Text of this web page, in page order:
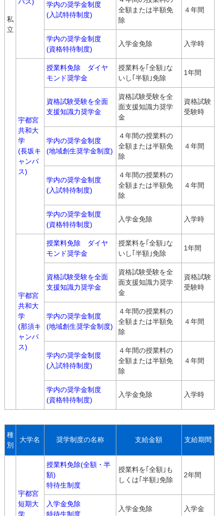
私
立
学内の奨学金制度
(入試特待制度)
全額または半額免
除
４年間
学内の奨学金制度
(資格特待制度)
入学金免除 入学時
宇都宮
共和大
学
(長坂キ
ャンパ
ス)
授業料免除 ダイヤ
モンド奨学金
授業料を｢全額｣な
いし｢半額｣免除
1年間
資格試験受験を全面
支援知識力奨学金
資格試験受験を全
面支援知識力奨学
金
資格試験
受験時
学内の奨学金制度
(地域創生奨学金制度)
４年間の授業料の
全額または半額免
除
４年間
学内の奨学金制度
(入試特待制度)
４年間の授業料の
全額または半額免
除
４年間
学内の奨学金制度
(資格特待制度)
入学金免除 入学時
宇都宮
共和大
学
(那須キ
ャンパ
ス)
授業料免除 ダイヤ
モンド奨学金
授業料を｢全額｣な
いし｢半額｣免除
1年間
資格試験受験を全面
支援知識力奨学金
資格試験受験を全
面支援知識力奨学
金
資格試験
受験時
学内の奨学金制度
(地域創生奨学金制度)
４年間の授業料の
全額または半額免
除
４年間
学内の奨学金制度
(入試特待制度)
４年間の授業料の
全額または半額免
除
４年間
学内の奨学金制度
(資格特待制度)
入学金免除 入学時
種
別
大学名 奨学制度の名称 支給金額 支給期間
宇都宮
短期大
学
授業料免除(全額・半
額)
特待生制度
授業料を｢全額｣も
しくは｢半額｣免除
2年間
入学金免除
特待生制度
入学金免除 入学金